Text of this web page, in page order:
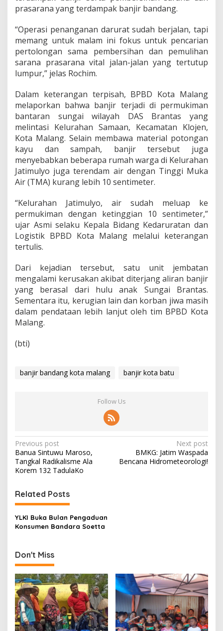
prasarana yang terdampak banjir bandang.
“Operasi penanganan darurat sudah berjalan, tapi
memang untuk malam ini fokus untuk pencarian
pertolongan sama pembersihan dan pemulihan
sarana prasarana vital jalan-jalan yang tertutup
lumpur,” jelas Rochim.
Dalam keterangan terpisah, BPBD Kota Malang
melaporkan bahwa banjir terjadi di permukiman
bantaran sungai wilayah DAS Brantas yang
melintasi Kelurahan Samaan, Kecamatan Klojen,
Kota Malang. Selain membawa material potongan
kayu dan sampah, banjir tersebut juga
menyebabkan beberapa rumah warga di Kelurahan
Jatimulyo juga terendam air dengan Tinggi Muka
Air (TMA) kurang lebih 10 sentimeter.
“Kelurahan Jatimulyo, air sudah meluap ke
permukiman dengan ketinggian 10 sentimeter,”
ujar Asmi selaku Kepala Bidang Kedaruratan dan
Logistik BPBD Kota Malang melalui keterangan
tertulis.
Dari kejadian tersebut, satu unit jembatan
mengalami kerusakan akibat diterjang aliran banjir
yang berasal dari hulu anak Sungai Brantas.
Sementara itu, kerugian lain dan korban jiwa masih
dalam pendataan lebih lanjut oleh tim BPBD Kota
Malang.
(bti)
banjir bandang kota malang banjir kota batu
Follow Us
P
o
s
t
n
a
v
g
a
t
i
o
n
Previous post
Banua Sintuwu Maroso,
Tangkal Radikalisme Ala
Korem 132 TadulaKo
Next post
BMKG: Jatim Waspada
Bencana Hidrometeorologi!
Related Posts
YLKI Buka Bulan Pengaduan
Konsumen Bandara Soetta
Don't Miss